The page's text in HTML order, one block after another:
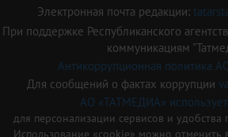
Электронная почта редакции:
При поддержке Республиканского
коммуникациям
Антикоррупционная политика
Для сообщений о фактах коррупции
АО «ТАТМЕДИА»
для персонализации сервисов и удобства
Использование «cookie» можно отменить